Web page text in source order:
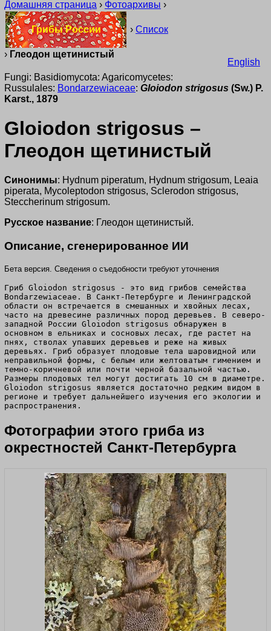
Домашняя страница › Фотоархивы ›
Грибы России › Список
› Глеодон щетинистый
English
Fungi: Basidiomycota: Agaricomycetes:
Russulales: Bondarzewiaceae: Gloiodon strigosus (Sw.) P.
Karst., 1879
Gloiodon strigosus –
Глеодон щетинистый
Синонимы: Hydnum piperatum, Hydnum strigosum, Leaia
piperata, Mycoleptodon strigosus, Sclerodon strigosus,
Steccherinum strigosum.
Русское название: Глеодон щетинистый.
Описание, сгенерированное ИИ
Бета версия. Сведения о съедобности требуют уточнения
Гриб Gloiodon strigosus - это вид грибов семейства
Bondarzewiaceae. В Санкт-Петербурге и Ленинградской
области он встречается в смешанных и хвойных лесах,
часто на древесине различных пород деревьев. В северо-
западной России Gloiodon strigosus обнаружен в
основном в ельниках и сосновых лесах, где растет на
пнях, стволах упавших деревьев и реже на живых
деревьях. Гриб образует плодовые тела шаровидной или
неправильной формы, с белым или желтоватым гимением и
темно-коричневой или почти черной базальной частью.
Размеры плодовых тел могут достигать 10 см в диаметре.
Gloiodon strigosus является достаточно редким видом в
регионе и требует дальнейшего изучения его экологии и
распространения.
Фотографии этого гриба из
окрестностей Санкт-Петербурга